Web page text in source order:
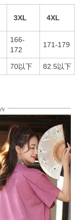
3XL 4XL
166-
172
171-179
70以下 82.5以下